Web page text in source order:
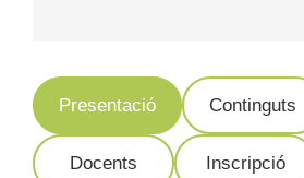
Presentació Continguts
Docents Inscripció